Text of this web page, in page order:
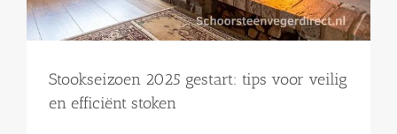
Stookseizoen 2025 gestart: tips voor veilig
en efficiënt stoken